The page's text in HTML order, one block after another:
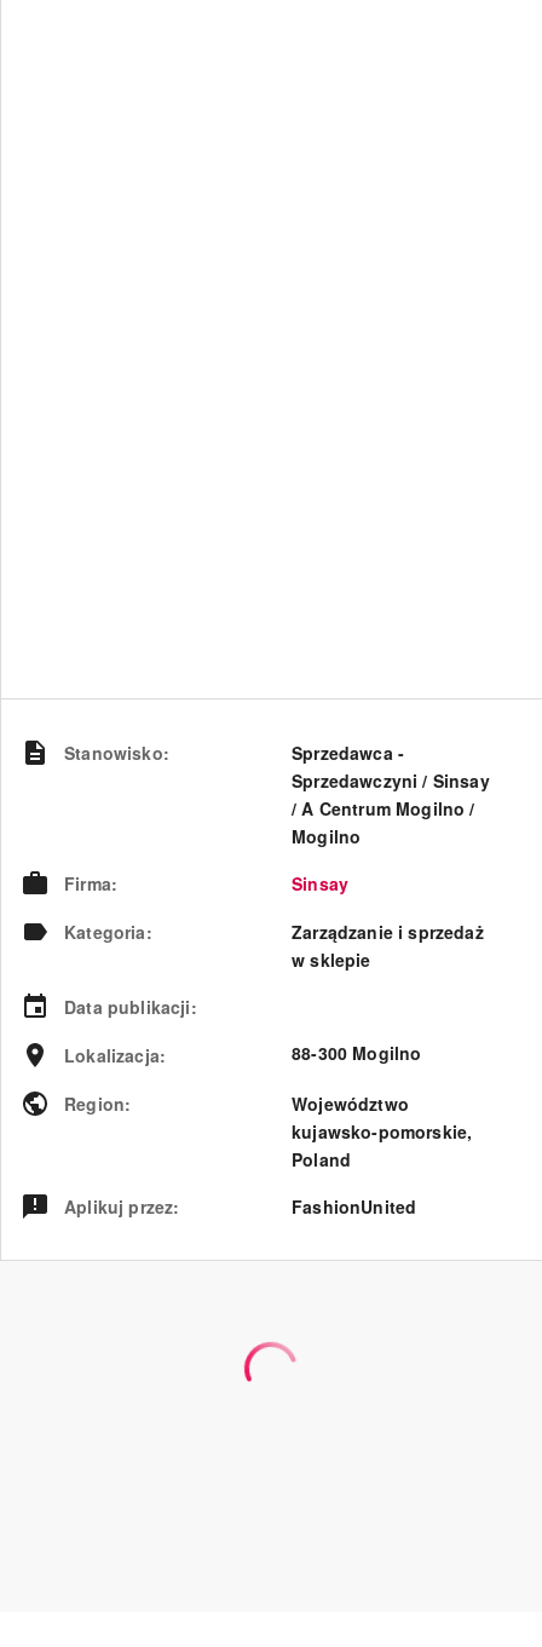
Stanowisko:
Sprzedawca -
Sprzedawczyni / Sinsay
/ A Centrum Mogilno /
Mogilno
Firma:
Sinsay
Kategoria:
Zarządzanie i sprzedaż
w sklepie
Data publikacji:
Lokalizacja: 88-300 Mogilno
Region:
Województwo
kujawsko-pomorskie,
Poland
Aplikuj przez: FashionUnited